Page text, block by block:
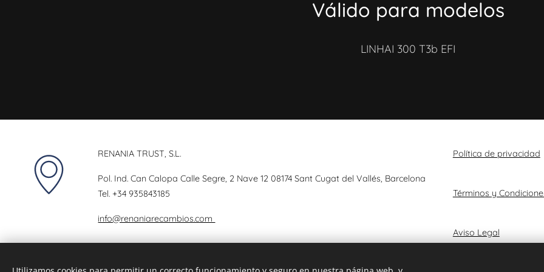
Válido para modelos
LINHAI 300 T3b EFI
RENANIA TRUST, S.L.
Pol. Ind. Can Calopa Calle Segre, 2 Nave 12 08174 Sant Cugat del Vallés, Barcelona
Tel.+34 935843185
info@renaniarecambios.com
Política de privacidad
Términos y
Aviso Legal